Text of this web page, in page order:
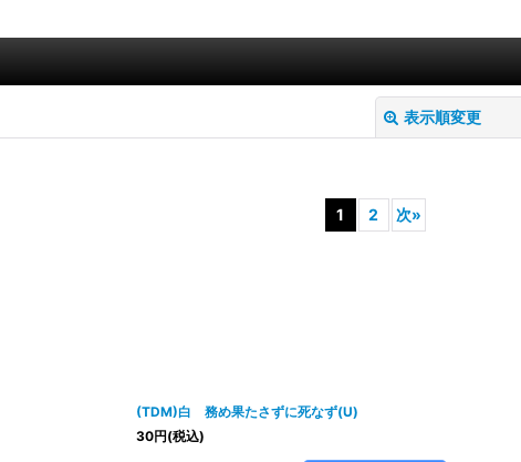
表示順変更
1 2 次»
(TDM)白 務め果たさずに死なず(U)
30円(税込)